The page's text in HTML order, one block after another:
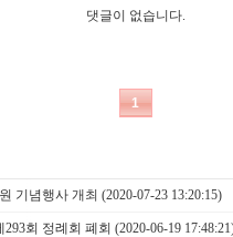
기념행사 개최 (2020-07-23 13:20:15)
회 정례회 폐회 (2020-06-19